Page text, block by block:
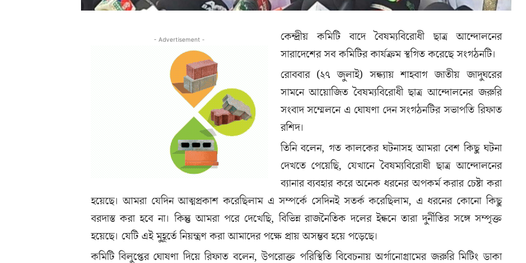
- Advertisement -
কেন্দ্রীয় কমিটি বাদে বৈষম্যবিরোধী ছাত্র আন্দোলনের
সারাদেশের সব কমিটির কার্যক্রম স্থগিত করেছে সংগঠনটি।
রোববার (২৭ জুলাই) সন্ধ্যায় শাহবাগ জাতীয় জাদুঘরের
সামনে আয়োজিত বৈষম্যবিরোধী ছাত্র আন্দোলনের জরুরি
সংবাদ সম্মেলনে এ ঘোষণা দেন সংগঠনটির সভাপতি রিফাত
রশিদ।
তিনি বলেন, গত কালকের ঘটনাসহ আমরা বেশ কিছু ঘটনা
দেখতে পেয়েছি, যেখানে বৈষম্যবিরোধী ছাত্র আন্দোলনের
ব্যানার ব্যবহার করে অনেক ধরনের অপকর্ম করার চেষ্টা করা
হয়েছে। আমরা যেদিন আত্মপ্রকাশ করেছিলাম এ সম্পর্কে সেদিনই সতর্ক করেছিলাম, এ ধরনের কোনো কিছু
বরদাস্ত করা হবে না। কিন্তু আমরা পরে দেখেছি, বিভিন্ন রাজনৈতিক দলের ইন্ধনে তারা দুর্নীতির সঙ্গে সম্পৃক্ত
হয়েছে। যেটি এই মুহূর্তে নিয়ন্ত্রণ করা আমাদের পক্ষে প্রায় অসম্ভব হয়ে পড়েছে।
কমিটি বিলুপ্তের ঘোষণা দিয়ে রিফাত বলেন, উপরোক্ত পরিস্থিতি বিবেচনায় অর্গানোগ্রামের জরুরি মিটিং ডাকা